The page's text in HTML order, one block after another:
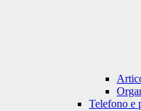
Telefono e